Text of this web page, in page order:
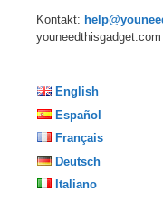
Kontakt:
youneedthisgadget.com
English
Español
Français
Deutsch
Italiano